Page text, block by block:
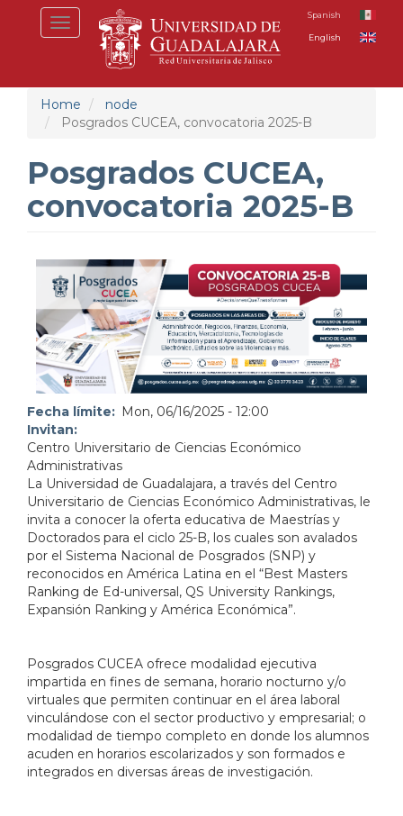
Toggle
navigation
Spanish
English
Home
node
Posgrados CUCEA, convocatoria 2025-B
Posgrados CUCEA,
convocatoria 2025-B
Fecha límite
Mon, 06/16/2025 - 12:00
Invitan
Centro Universitario de Ciencias Económico
Administrativas
La Universidad de Guadalajara, a través del Centro
Universitario de Ciencias Económico Administrativas, le
invita a conocer la oferta educativa de Maestrías y
Doctorados para el ciclo 25-B, los cuales son avalados
por el Sistema Nacional de Posgrados (SNP) y
reconocidos en América Latina en el “Best Masters
Ranking de Ed-universal, QS University Rankings,
Expansión Ranking y América Económica”.
Posgrados CUCEA ofrece modalidad ejecutiva
impartida en fines de semana, horario nocturno y/o
virtuales que permiten continuar en el área laboral
vinculándose con el sector productivo y empresarial; o
modalidad de tiempo completo en donde los alumnos
acuden en horarios escolarizados y son formados e
integrados en diversas áreas de investigación.